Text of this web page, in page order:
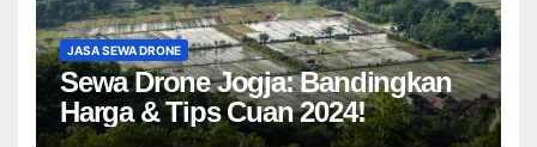
JASA SEWA DRONE
Sewa Drone Jogja: Bandingkan
Harga & Tips Cuan 2024!